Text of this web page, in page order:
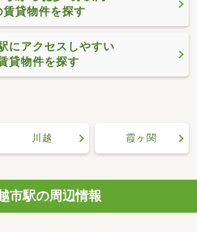
賃貸物件を探す
にアクセスしやすい
貸物件を探す
川越 霞ヶ関
市駅の周辺情報